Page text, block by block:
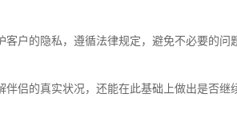
户的隐私，遵循法律规定，避免不必要的问
侣的真实状况，还能在此基础上做出是否继